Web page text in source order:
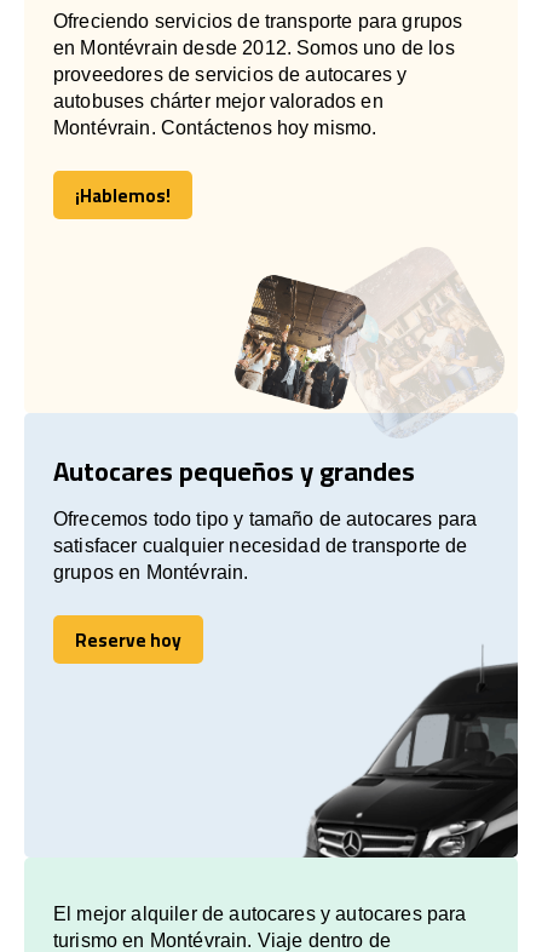
Ofreciendo servicios de transporte para grupos
en Montévrain desde 2012. Somos uno de los
proveedores de servicios de autocares y
autobuses chárter mejor valorados en
Montévrain. Contáctenos hoy mismo.
¡Hablemos!
¡Hablemos!
Autocares pequeños y grandes
Ofrecemos todo tipo y tamaño de autocares para
satisfacer cualquier necesidad de transporte de
grupos en Montévrain.
Reserve hoy
Reserve hoy
El mejor alquiler de autocares y autocares para
turismo en Montévrain. Viaje dentro de